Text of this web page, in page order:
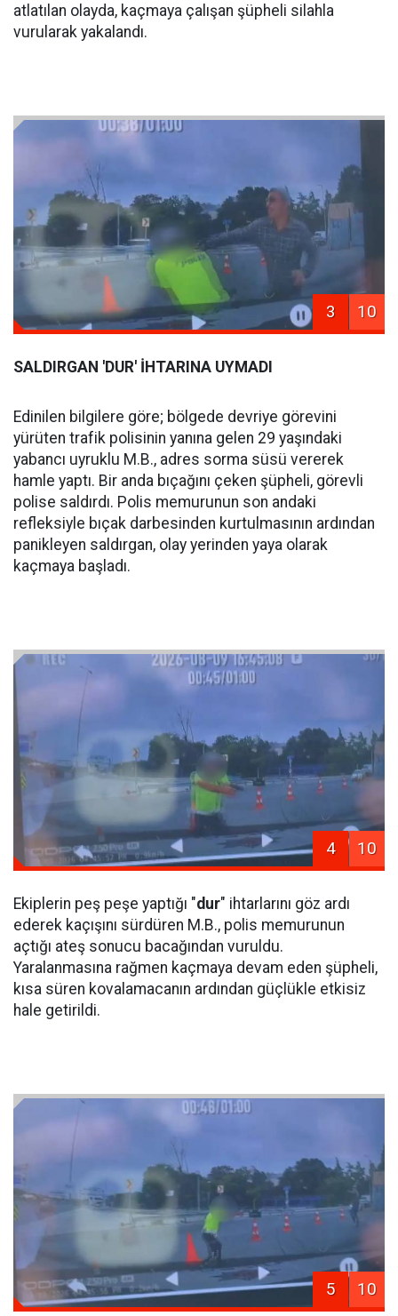
atlatılan olayda, kaçmaya çalışan şüpheli silahla
vurularak yakalandı.
3 10
SALDIRGAN 'DUR' İHTARINA UYMADI
Edinilen bilgilere göre; bölgede devriye görevini
yürüten trafik polisinin yanına gelen 29 yaşındaki
yabancı uyruklu M.B., adres sorma süsü vererek
hamle yaptı. Bir anda bıçağını çeken şüpheli, görevli
polise saldırdı. Polis memurunun son andaki
refleksiyle bıçak darbesinden kurtulmasının ardından
panikleyen saldırgan, olay yerinden yaya olarak
kaçmaya başladı.
4 10
Ekiplerin peş peşe yaptığı "dur" ihtarlarını göz ardı
ederek kaçışını sürdüren M.B., polis memurunun
açtığı ateş sonucu bacağından vuruldu.
Yaralanmasına rağmen kaçmaya devam eden şüpheli,
kısa süren kovalamacanın ardından güçlükle etkisiz
hale getirildi.
5 10